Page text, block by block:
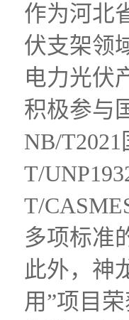
作为河北
伏支架领
电力光伏
积极参与
NB/
T/
T/
多项标准
此外，神
用”项目